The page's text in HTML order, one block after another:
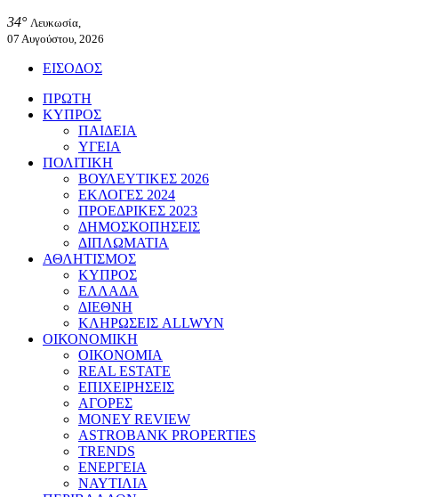
34° Λευκωσία,
07 Αυγούστου, 2026
ΕΙΣΟΔΟΣ
ΠΡΩΤΗ
ΚΥΠΡΟΣ
ΠΑΙΔΕΙΑ
ΥΓΕΙΑ
ΠΟΛΙΤΙΚΗ
ΒΟΥΛΕΥΤΙΚΕΣ 2026
ΕΚΛΟΓΕΣ 2024
ΠΡΟΕΔΡΙΚΕΣ 2023
ΔΗΜΟΣΚΟΠΗΣΕΙΣ
ΔΙΠΛΩΜΑΤΙΑ
ΑΘΛΗΤΙΣΜΟΣ
ΚΥΠΡΟΣ
ΕΛΛΑΔΑ
ΔΙΕΘΝΗ
ΚΛΗΡΩΣΕΙΣ ALLWYN
ΟΙΚΟΝΟΜΙΚΗ
ΟΙΚΟΝΟΜΙΑ
REAL ESTATE
ΕΠΙΧΕΙΡΗΣΕΙΣ
ΑΓΟΡΕΣ
MONEY REVIEW
ASTROBANK PROPERTIES
TRENDS
ΕΝΕΡΓΕΙΑ
ΝΑΥΤΙΛΙΑ